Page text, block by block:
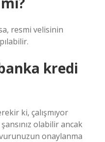
resmi velisinin
kredi
ki, çalışmıyor
olabilir ancak
onaylanma